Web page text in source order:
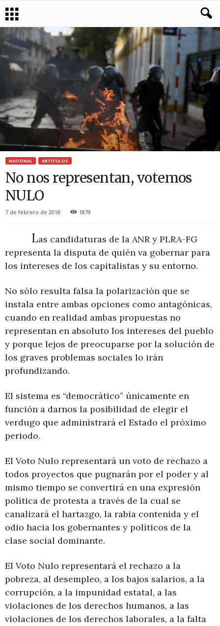
NACIONAL ARTÍCULOS
No nos representan, votemos
NULO
7 de febrero de 2018 1879
Las candidaturas de la ANR y PLRA-FG
representa la disputa de quién va gobernar para
los intereses de los capitalistas y su entorno.
No sólo resulta falsa la polarización que se
instala entre ambas opciones como antagónicas,
cuando en realidad ambas propuestas no
representan en absoluto los intereses del pueblo
y porque lejos de preocuparse por la solución de
los graves problemas sociales lo irán
profundizando.
El sistema es “democrático” únicamente en
función a darnos la posibilidad de elegir el
verdugo que administrará el Estado el próximo
periodo.
El Voto Nulo representará un voto de rechazo a
todos proyectos que pugnarán por el poder y al
mismo tiempo se convertirá en una expresión
política de protesta a través de la cual se
canalizará el hartazgo, la rabia contenida y el
odio hacia los gobernantes y políticos de la
clase social dominante.
El Voto Nulo representará el rechazo a la
pobreza, al desempleo, a los bajos salarios, a la
corrupción, a la impunidad estatal, a las
violaciones de los derechos humanos, a las
violaciones de los derechos laborales, a la falta